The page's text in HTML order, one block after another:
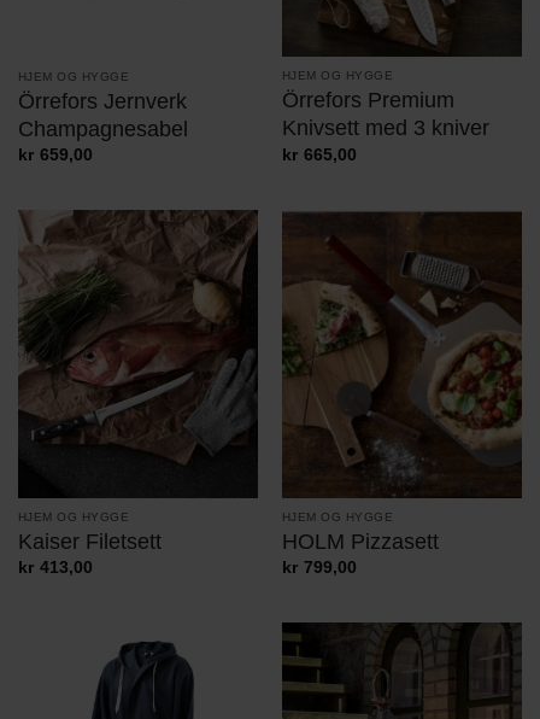
HJEM OG HYGGE
Örrefors Jernverk
Champagnesabel
kr 659,00
HJEM OG HYGGE
Örrefors Premium
Knivsett med 3 kniver
kr 665,00
HJEM OG HYGGE
Kaiser Filetsett
kr 413,00
HJEM OG HYGGE
HOLM Pizzasett
kr 799,00